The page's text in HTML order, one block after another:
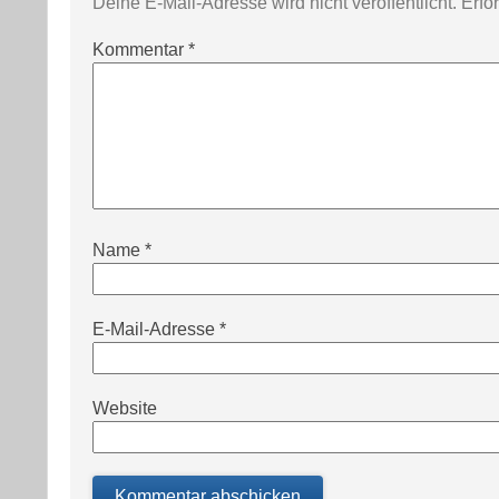
Kommentar *
Name *
E-Mail-Adresse *
Website